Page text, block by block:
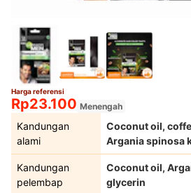
Harga referensi
Rp23.100 Menengah
Kandungan
alami
Coconut oil,
Argania spinosa
Kandungan
pelembap
Coconut oil,
glycerin